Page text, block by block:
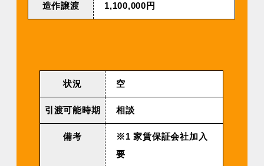
造作譲渡 1,100,000円
状況 空
引渡可能時期 相談
備考
※1 家賃保証会社加入
要